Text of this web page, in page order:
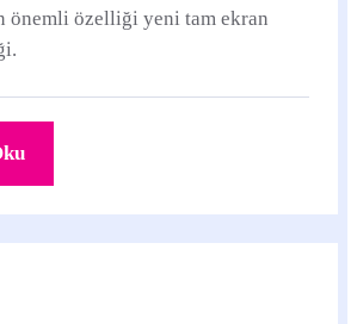
önemli özelliği yeni tam ekran